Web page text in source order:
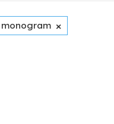
monogram ×